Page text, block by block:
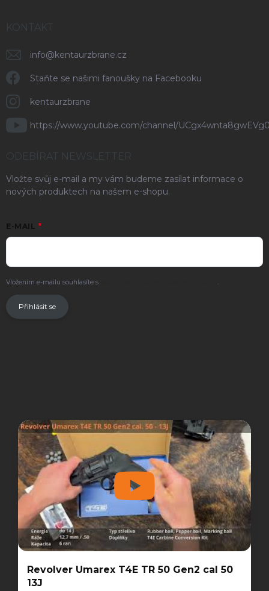
KONTAKT
info@kentaurzbrane.cz
Staňte se našimi fanoušky na Facebooku
kentaurzbrane
https://www.youtube.com/channel/
ODEBÍRAT NEWSLETTER
Vložte svůj e-mail a my vám budeme zasílat informace o
nových produktech na našem e-shopu.
E-MAIL
Vložením e-mailu souhlasíte s .
Přihlásit se
Revolver Umarex T4E TR 50 Gen2 cal 50
13J